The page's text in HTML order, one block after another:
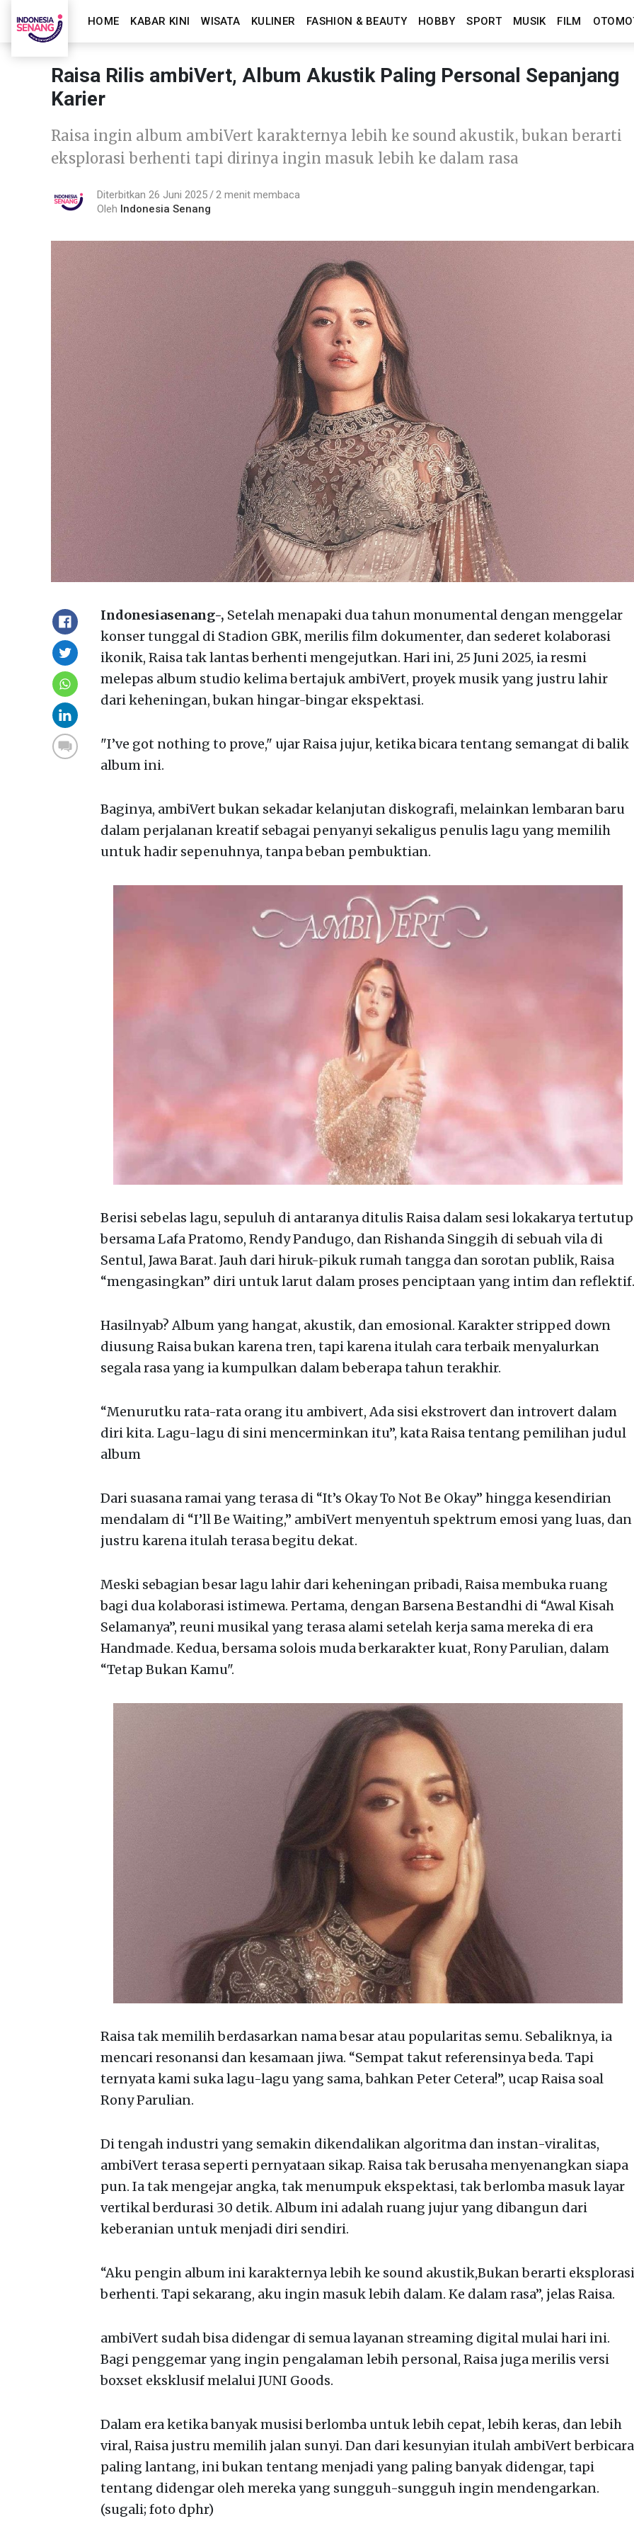
HOME KABAR KINI WISATA KULINER FASHION & BEAUTY HOBBY SPORT MUSIK FILM
Raisa Rilis ambiVert, Album Akustik Paling Personal Sepanjang
Karier
Raisa ingin album ambiVert karakternya lebih ke sound akustik, bukan berarti
eksplorasi berhenti tapi dirinya ingin masuk lebih ke dalam rasa
Diterbitkan 26 Juni 2025
2 menit membaca
Oleh Indonesia Senang
Indonesiasenang-, Setelah menapaki dua tahun monumental dengan menggelar
konser tunggal di Stadion GBK, merilis film dokumenter, dan sederet kolaborasi
ikonik, Raisa tak lantas berhenti mengejutkan. Hari ini, 25 Juni 2025, ia resmi
melepas album studio kelima bertajuk ambiVert, proyek musik yang justru lahir
dari keheningan, bukan hingar-bingar ekspektasi.
"I’ve got nothing to prove," ujar Raisa jujur, ketika bicara tentang semangat di balik
album ini.
Baginya, ambiVert bukan sekadar kelanjutan diskografi, melainkan lembaran baru
dalam perjalanan kreatif sebagai penyanyi sekaligus penulis lagu yang memilih
untuk hadir sepenuhnya, tanpa beban pembuktian.
Berisi sebelas lagu, sepuluh di antaranya ditulis Raisa dalam sesi lokakarya tertutup
bersama Lafa Pratomo, Rendy Pandugo, dan Rishanda Singgih di sebuah vila di
Sentul, Jawa Barat. Jauh dari hiruk-pikuk rumah tangga dan sorotan publik, Raisa
“mengasingkan” diri untuk larut dalam proses penciptaan yang intim dan reflektif.
Hasilnyab? Album yang hangat, akustik, dan emosional. Karakter stripped down
diusung Raisa bukan karena tren, tapi karena itulah cara terbaik menyalurkan
segala rasa yang ia kumpulkan dalam beberapa tahun terakhir.
“Menurutku rata-rata orang itu ambivert, Ada sisi ekstrovert dan introvert dalam
diri kita. Lagu-lagu di sini mencerminkan itu”, kata Raisa tentang pemilihan judul
album
Dari suasana ramai yang terasa di “It’s Okay To Not Be Okay” hingga kesendirian
mendalam di “I’ll Be Waiting,” ambiVert menyentuh spektrum emosi yang luas, dan
justru karena itulah terasa begitu dekat.
Meski sebagian besar lagu lahir dari keheningan pribadi, Raisa membuka ruang
bagi dua kolaborasi istimewa. Pertama, dengan Barsena Bestandhi di “Awal Kisah
Selamanya”, reuni musikal yang terasa alami setelah kerja sama mereka di era
Handmade. Kedua, bersama solois muda berkarakter kuat, Rony Parulian, dalam
“Tetap Bukan Kamu".
Raisa tak memilih berdasarkan nama besar atau popularitas semu. Sebaliknya, ia
mencari resonansi dan kesamaan jiwa. “Sempat takut referensinya beda. Tapi
ternyata kami suka lagu-lagu yang sama, bahkan Peter Cetera!”, ucap Raisa soal
Rony Parulian.
Di tengah industri yang semakin dikendalikan algoritma dan instan-viralitas,
ambiVert terasa seperti pernyataan sikap. Raisa tak berusaha menyenangkan siapa
pun. Ia tak mengejar angka, tak menumpuk ekspektasi, tak berlomba masuk layar
vertikal berdurasi 30 detik. Album ini adalah ruang jujur yang dibangun dari
keberanian untuk menjadi diri sendiri.
“Aku pengin album ini karakternya lebih ke sound akustik,Bukan berarti eksplorasi
berhenti. Tapi sekarang, aku ingin masuk lebih dalam. Ke dalam rasa”, jelas Raisa.
ambiVert sudah bisa didengar di semua layanan streaming digital mulai hari ini.
Bagi penggemar yang ingin pengalaman lebih personal, Raisa juga merilis versi
boxset eksklusif melalui JUNI Goods.
Dalam era ketika banyak musisi berlomba untuk lebih cepat, lebih keras, dan lebih
viral, Raisa justru memilih jalan sunyi. Dan dari kesunyian itulah ambiVert berbicara
paling lantang, ini bukan tentang menjadi yang paling banyak didengar, tapi
tentang didengar oleh mereka yang sungguh-sungguh ingin mendengarkan.
(sugali; foto dphr)